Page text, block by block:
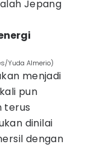
Jepang
Yuda Almerio)
menjadi
pun
terus
dinilai
dengan